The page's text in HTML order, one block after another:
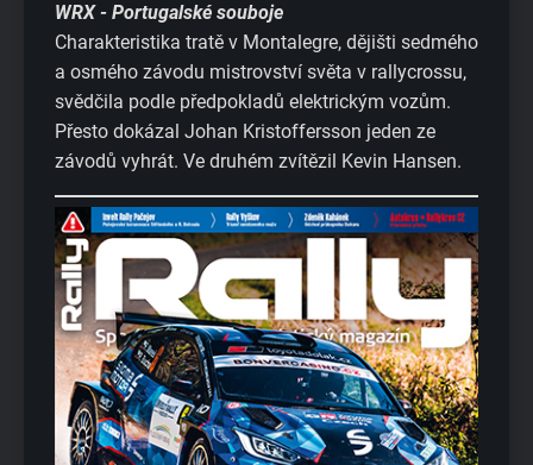
WRX - Portugalské souboje
Charakteristika tratě v Montalegre, dějišti sedmého
a osmého závodu mistrovství světa v rallycrossu,
svědčila podle předpokladů elektrickým vozům.
Přesto dokázal Johan Kristoffersson jeden ze
závodů vyhrát. Ve druhém zvítězil Kevin Hansen.